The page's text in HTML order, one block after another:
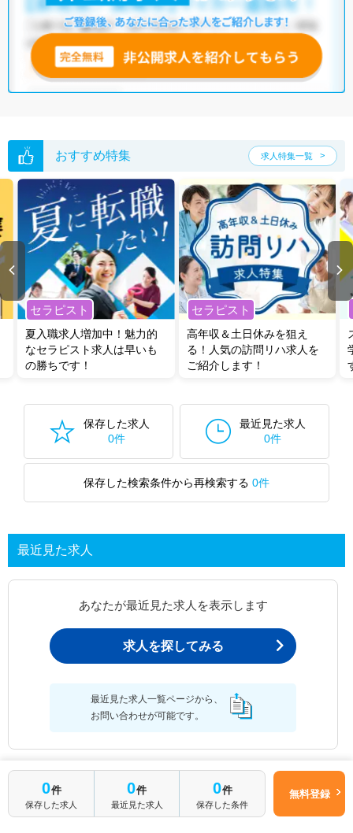
他の条件でも人気の求人がございますので、「こだわり条件」から検索
いただくか、お気軽にお問い合わせください。
全国の言語聴覚士求人
無料転職支援サービス
にお申し込みいただくと、ご希望条件をヒアリン
グした上で求人をご提案いたします。
い。
おすすめ特集 求人特集一覧
セラピスト
夏入職求人増加中！魅力的
なセラピスト求人は早いも
の勝ちです！
セラピスト
高年収＆土日休みを狙え
る！人気の訪問リハ求人を
ご紹介します！
保存した求人
0件
最近見た求人
0件
保存した検索条件から再検索する 0件
最近見た求人
あなたが最近見た求人を表示します
求人を探してみる
最近見た求人一覧ページから、
お問い合わせが可能です。
最近見た求人一覧
0件
保存した求人
0件
最近見た求人
0件
保存した条件
無料登録